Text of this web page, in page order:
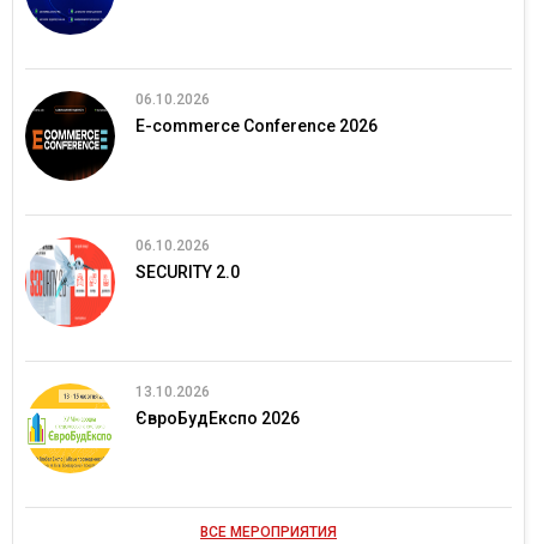
06.10.2026
E-commerce Conference 2026
06.10.2026
SECURITY 2.0
13.10.2026
ЄвроБудЕкспо 2026
ВСЕ МЕРОПРИЯТИЯ